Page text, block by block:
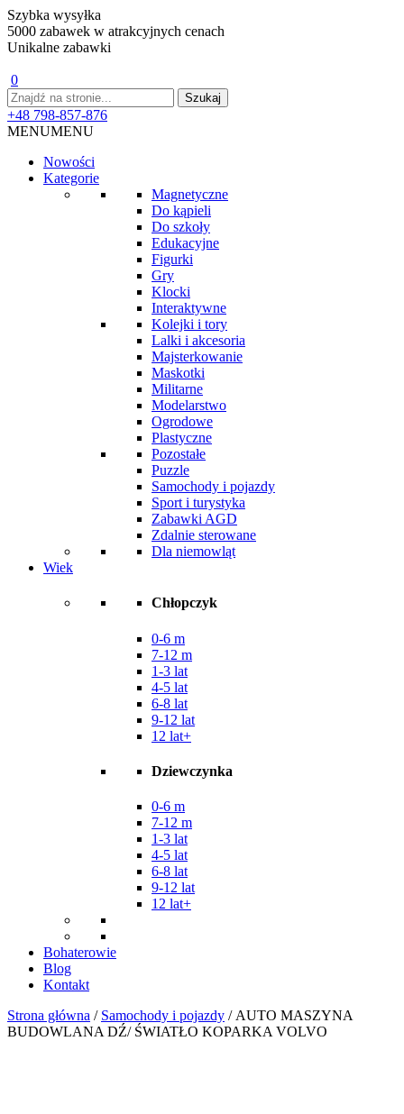
Szybka wysyłka
5000 zabawek w atrakcyjnych cenach
Unikalne zabawki
0
+48 798-857-876
MENUMENU
Nowości
Kategorie
Magnetyczne
Do kąpieli
Do szkoły
Edukacyjne
Figurki
Gry
Klocki
Interaktywne
Kolejki i tory
Lalki i akcesoria
Majsterkowanie
Maskotki
Militarne
Modelarstwo
Ogrodowe
Plastyczne
Pozostałe
Puzzle
Samochody i pojazdy
Sport i turystyka
Zabawki AGD
Zdalnie sterowane
Dla niemowląt
Wiek
Chłopczyk
0-6 m
7-12 m
1-3 lat
4-5 lat
6-8 lat
9-12 lat
12 lat+
Dziewczynka
0-6 m
7-12 m
1-3 lat
4-5 lat
6-8 lat
9-12 lat
12 lat+
Bohaterowie
Blog
Kontakt
Strona główna / Samochody i pojazdy / AUTO MASZYNA
BUDOWLANA DŹ/ ŚWIATŁO KOPARKA VOLVO